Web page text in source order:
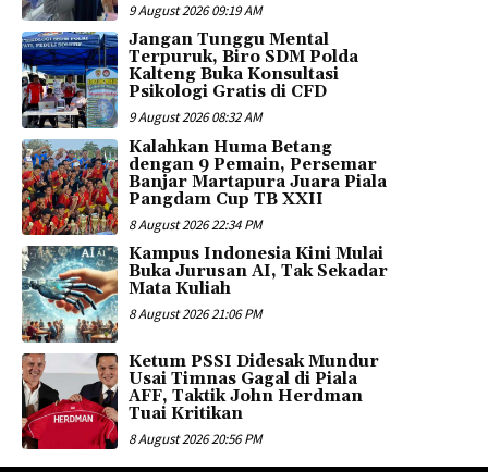
9 August 2026 09:19 AM
Jangan Tunggu Mental
Terpuruk, Biro SDM Polda
Kalteng Buka Konsultasi
Psikologi Gratis di CFD
9 August 2026 08:32 AM
Kalahkan Huma Betang
dengan 9 Pemain, Persemar
Banjar Martapura Juara Piala
Pangdam Cup TB XXII
8 August 2026 22:34 PM
Kampus Indonesia Kini Mulai
Buka Jurusan AI, Tak Sekadar
Mata Kuliah
8 August 2026 21:06 PM
Ketum PSSI Didesak Mundur
Usai Timnas Gagal di Piala
AFF, Taktik John Herdman
Tuai Kritikan
8 August 2026 20:56 PM